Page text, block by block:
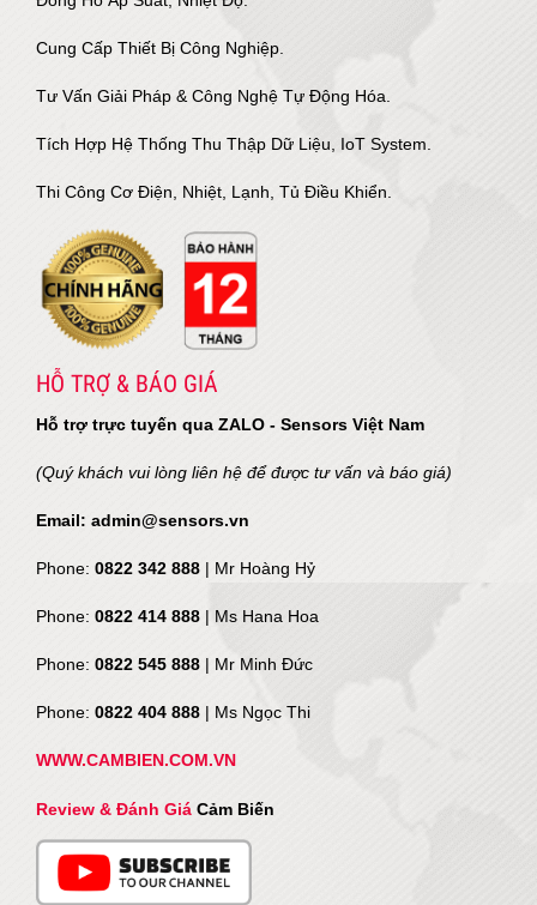
Cung Cấp Thiết Bị Công Nghiệp.
Tư Vấn Giải Pháp & Công Nghệ Tự Động Hóa.
Tích Hợp Hệ Thống Thu Thập Dữ Liệu, IoT System.
Thi Công Cơ Điện, Nhiệt, Lạnh, Tủ Điều Khiển.
HỖ TRỢ & BÁO GIÁ
Hỗ trợ trực tuyến qua ZALO - Sensors Việt Nam
(Quý khách vui lòng liên hệ để được tư vấn và báo giá)
Email: admin@sensors.vn
Phone: 0822 342 888 | Mr Hoàng Hỷ
Phone: 0822 414 888 | Ms Hana Hoa
Phone: 0822 545 888 | Mr Minh Đức
Phone: 0822 404 888 | Ms Ngọc Thi
WWW.CAMBIEN.COM.VN
Review & Đánh Giá Cảm Biến